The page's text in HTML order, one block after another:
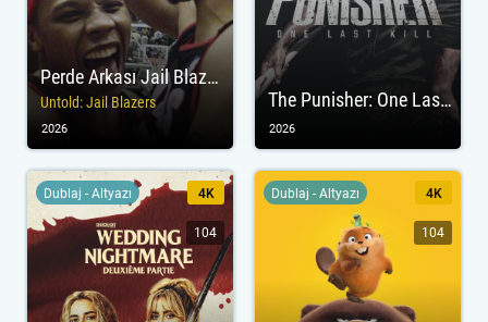
Perde Arkası Jail Blazers
Untold: Jail Blazers
2026
The Punisher: One Last Kill
2026
Dublaj - Altyazı 4K
104
Dublaj - Altyazı 4K
104